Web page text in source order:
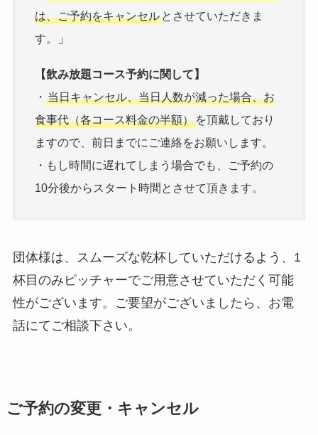
は、ご予約をキャンセルとさせていただきま
す。
」
【飲み放題コース予約に関して】
・ 当日キャンセル、当日人数が減った場合、お
食事代（各コース料金の半額）を頂戴しており
ますので、前日までにご連絡をお願いします。
・もし時間に遅れてしまう場合でも、ご予約の
10分後からスタート時間とさせて頂きます。
団体様は、スムーズな乾杯していただけるよう、1
杯目のみピッチャーでご用意させていただく可能
性がございます。ご要望がございましたら、お電
話にてご相談下さい。
ご予約の変更・キャンセル